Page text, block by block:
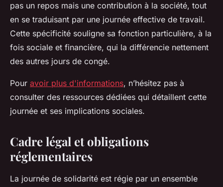
pas un repos mais une contribution à la société, tout
en se traduisant par une journée effective de travail.
Cette spécificité souligne sa fonction particulière, à la
fois sociale et financière, qui la différencie nettement
des autres jours de congé.
Pour avoir plus d'informations, n’hésitez pas à
consulter des ressources dédiées qui détaillent cette
journée et ses implications sociales.
Cadre légal et obligations
réglementaires
La journée de solidarité est régie par un ensemble